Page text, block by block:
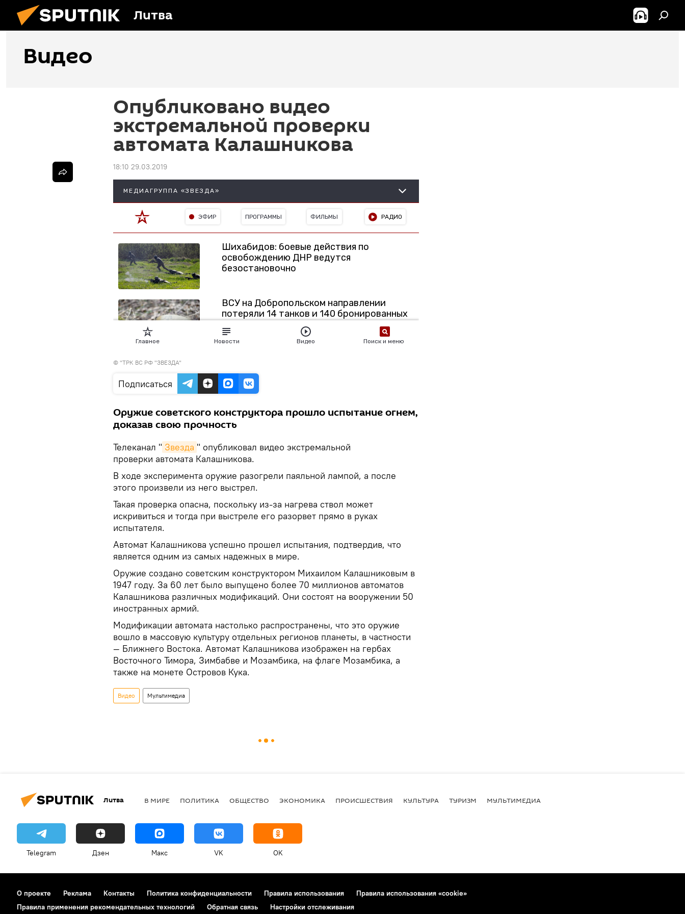
Литва
Видео
Опубликовано видео
экстремальной проверки
автомата Калашникова
18:10 29.03.2019
© "ТРК ВС РФ "ЗВЕЗДА"
Подписаться
Оружие советского конструктора прошло испытание огнем,
доказав свою прочность
Телеканал " Звезда " опубликовал видео экстремальной
проверки автомата Калашникова.
В ходе эксперимента оружие разогрели паяльной лампой, а после
этого произвели из него выстрел.
Такая проверка опасна, поскольку из-за нагрева ствол может
искривиться и тогда при выстреле его разорвет прямо в руках
испытателя.
Автомат Калашникова успешно прошел испытания, подтвердив, что
является одним из самых надежных в мире.
Оружие создано советским конструктором Михаилом Калашниковым в
1947 году. За 60 лет было выпущено более 70 миллионов автоматов
Калашникова различных модификаций. Они состоят на вооружении 50
иностранных армий.
Модификации автомата настолько распространены, что это оружие
вошло в массовую культуру отдельных регионов планеты, в частности
— Ближнего Востока. Автомат Калашникова изображен на гербах
Восточного Тимора, Зимбабве и Мозамбика, на флаге Мозамбика, а
также на монете Островов Кука.
Видео Мультимедиа
Литва В МИРЕ ПОЛИТИКА ОБЩЕСТВО ЭКОНОМИКА ПРОИСШЕСТВИЯ КУЛЬТУРА ТУРИЗМ МУЛЬТИМЕДИА
Telegram Дзен Макс VK OK
О проекте Реклама Контакты Политика конфиденциальности Правила использования
Правила использования «cookie»
Правила применения рекомендательных технологий
Обратная связь Настройки отслеживания